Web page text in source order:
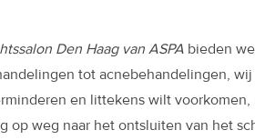
Den Haag van ASPA bieden
tot acnebehandelingen,
en littekens wilt
op weg naar het ontsluiten van het